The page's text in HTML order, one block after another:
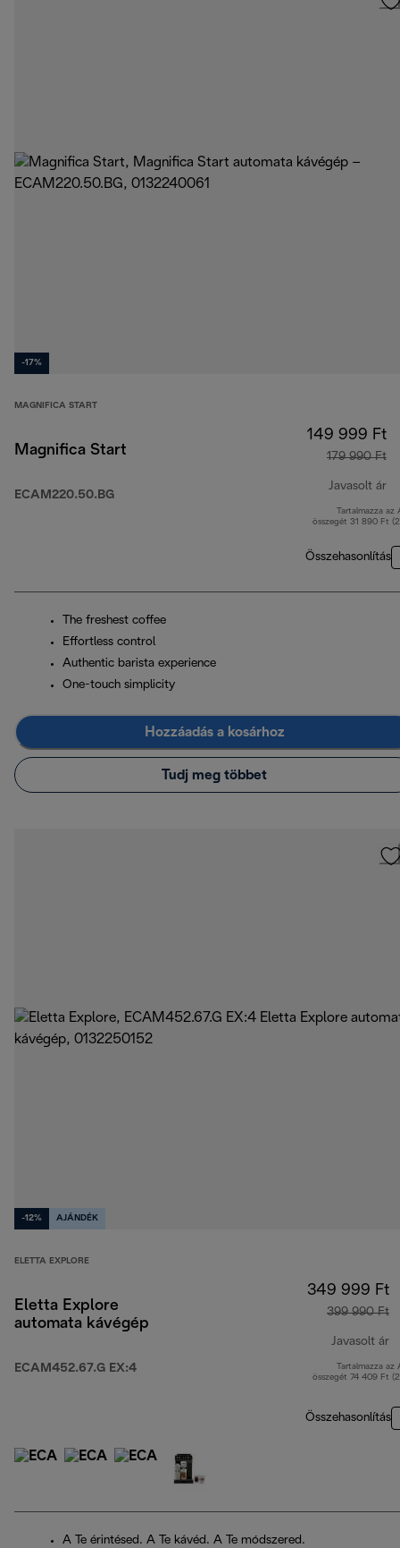
-17%
MAGNIFICA START
Magnifica Start
ECAM220.50.BG
149 999 Ft
179 990 Ft
Javasolt ár
Tartalmazza az
összegét 31 890 Ft
Összehasonlítás
The freshest coffee
Effortless control
Authentic barista experience
One-touch simplicity
Hozzáadás a kosárhoz
Tudj meg többet
-12% AJÁNDÉK
ELETTA EXPLORE
Eletta Explore
automata kávégép
ECAM452.67.G EX:4
349 999 Ft
399 990 Ft
Javasolt ár
Tartalmazza az
összegét 74 409 Ft
Összehasonlítás
A Te érintésed. A Te kávéd. A Te módszered.